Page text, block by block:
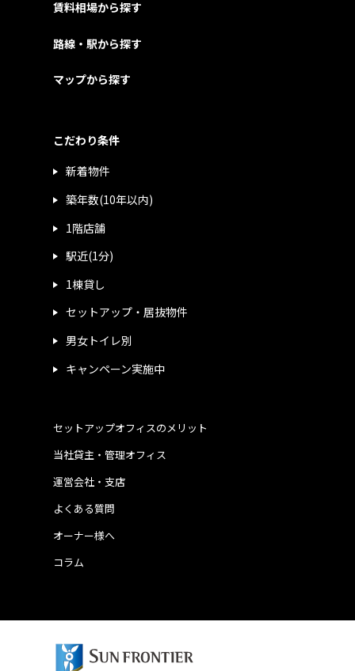
賃料相場から探す
路線・駅から探す
マップから探す
こだわり条件
新着物件
築年数(10年以内)
1階店舗
駅近(1分)
1棟貸し
セットアップ・居抜物件
男女トイレ別
キャンペーン実施中
運営会社・支店
よくある質問
当社貸主・管理オフィス
オーナー様へ
コラム
セットアップオフィスのメリット